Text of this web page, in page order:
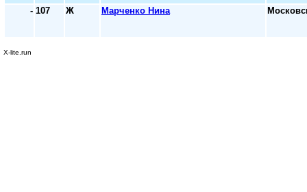
- 107 Ж Марченко Нина
X-lite.run